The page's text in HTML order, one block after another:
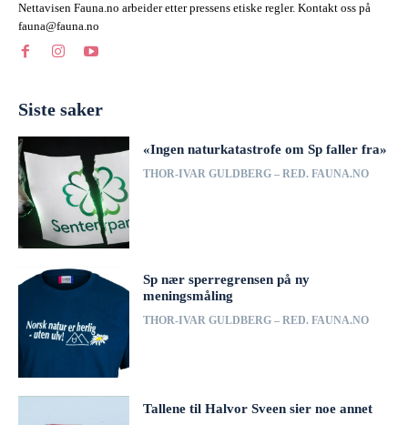
Nettavisen Fauna.no arbeider etter pressens etiske regler. Kontakt oss på
fauna@fauna.no
Siste saker
«Ingen naturkatastrofe om Sp faller fra»
THOR-IVAR GULDBERG – RED. FAUNA.NO
Sp nær sperregrensen på ny
meningsmåling
THOR-IVAR GULDBERG – RED. FAUNA.NO
Tallene til Halvor Sveen sier noe annet